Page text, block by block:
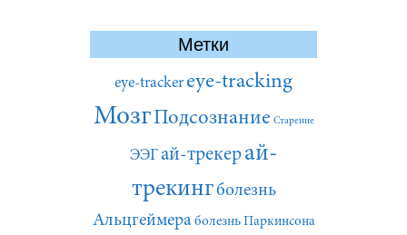
Метки
eye-tracker eye-tracking
МозгПодсознание Старение
ЭЭГай-трекерай-
трекингболезнь
Альцгеймера болезнь Паркинсона